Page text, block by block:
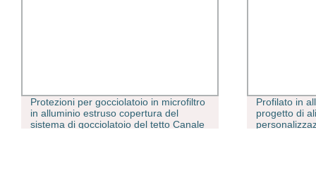
Protezioni per gocciolatoio in microfiltro
in alluminio estruso copertura del
sistema di gocciolatoio del tetto Canale
Profilato in
progetto di